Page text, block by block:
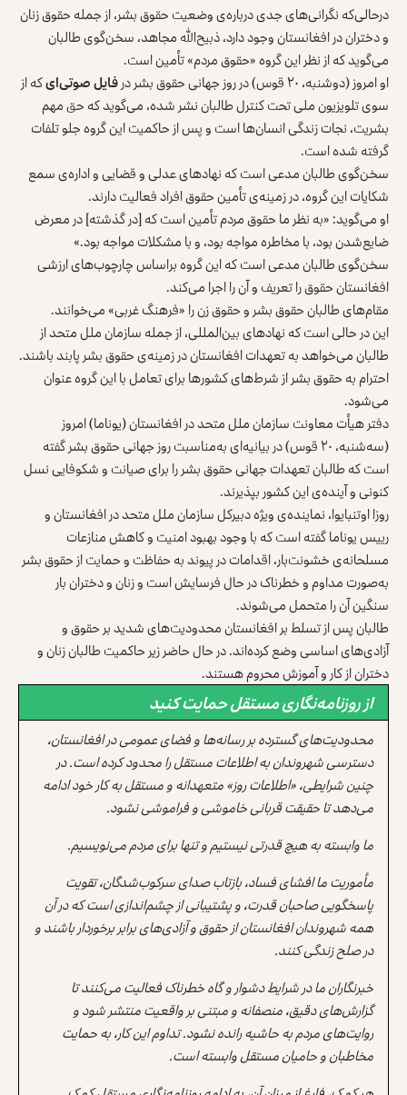
درحالی‌که نگرانی‌های جدی درباره‌ی وضعیت حقوق بشر، از جمله حقوق زنان
و دختران در افغانستان وجود دارد، ذبیح‌الله مجاهد، سخن‌گوی طالبان
می‌گوید که از نظر این گروه «حقوق مردم» تأمین است.
او امروز (دوشنبه، ۲۰ قوس) در روز جهانی حقوق بشر در
فایل صوتی‌ایکه از
سوی تلویزیون ملی تحت کنترل طالبان نشر شده، می‌گوید که حق مهم
بشریت، نجات زندگی‌ انسان‌ها است و پس از حاکمیت این گروه جلو تلفات
گرفته شده است.
سخن‌گوی طالبان مدعی است که نهادهای عدلی و قضایی و اداره‌ی سمع
شکایات این گروه، در زمینه‌ی تأمین حقوق افراد فعالیت دارند.
او می‌گوید: «به نظر ما حقوق مردم تأمین است که [در گذشته] در معرض
ضایع‌شدن بود، با مخاطره مواجه بود، و با مشکلات مواجه بود.»
سخن‌گوی طالبان مدعی است که این گروه براساس چارچوب‌های ارزشی
افغانستان حقوق را تعریف و آن را اجرا می‌کند.
مقام‌های طالبان حقوق بشر و حقوق زن را «فرهنگ غربی» می‌خوانند.
این در حالی است که نهادهای بین‌المللی، از جمله سازمان ملل متحد از
طالبان می‌خواهد به تعهدات افغانستان در زمینه‌ی حقوق بشر پابند باشند.
احترام به حقوق بشر از شرط‌های کشورها برای تعامل با این گروه عنوان
می‎‌‎شود.
دفتر هیأت معاونت سازمان ملل متحد در افغانستان (یوناما) امروز
(سه‌شنبه، ۲۰ قوس) در بیانیه‌ای به‌مناسبت روز جهانی حقوق بشر گفته
است که طالبان تعهدات جهانی حقوق بشر را برای صیانت و شکوفایی نسل
کنونی و آینده‌ی این کشور بپذیرند.
روزا اوتنبایوا، نماینده‌ی ویژه دبیرکل سازمان ملل متحد در افغانستان و
رییس یوناما گفته است که با وجود بهبود امنیت و کاهش منازعات
مسلحانه‌ی خشونت‌بار، اقدامات در پیوند به حفاظت و حمایت از حقوق بشر
به‌صورت مداوم و خطرناک در حال فرسایش است و زنان و دختران بار
سنگین آن را متحمل می‌شوند.
طالبان پس از تسلط بر افغانستان محدودیت‌های شدید بر حقوق و
آزادی‌های اساسی وضع کرد‌ه‌اند. در حال حاضر زیر حاکمیت طالبان زنان و
دختران از کار و آموزش محروم هستند.
از روزنامه‌نگاری مستقل حمایت کنید
محدودیت‌های گسترده بر رسانه‌ها و فضای عمومی در افغانستان،
دسترسی شهروندان به اطلاعات مستقل را محدود کرده است. در
چنین شرایطی، «اطلاعات روز» متعهدانه و مستقل به کار خود ادامه
می‌دهد تا حقیقت قربانی خاموشی و فراموشی نشود.
ما وابسته به هیچ قدرتی نیستیم و تنها برای مردم می‌نویسیم.
مأموریت ما افشای فساد، بازتاب صدای سرکوب‌شدگان، تقویت
پاسخگویی صاحبان قدرت، و پشتیبانی از چشم‌اندازی است که در آن
همه شهروندان افغانستان از حقوق و آزادی‌های برابر برخوردار باشند و
در صلح زندگی کنند.
خبرنگاران ما در شرایط دشوار و گاه خطرناک فعالیت می‌کنند تا
گزارش‌های دقیق، منصفانه و مبتنی بر واقعیت منتشر شود و
روایت‌های مردم به حاشیه رانده نشود. تداوم این کار، به حمایت
مخاطبان و حامیان مستقل وابسته است.